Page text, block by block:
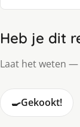
Heb je dit
Laat het weten
🍳Gekookt!